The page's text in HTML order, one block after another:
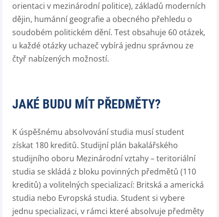
orientaci v mezinárodní politice), základů moderních
dějin, humánní geografie a obecného přehledu o
soudobém politickém dění. Test obsahuje 60 otázek,
u každé otázky uchazeč vybírá jednu správnou ze
čtyř nabízených možností.
JAKÉ BUDU MÍT PŘEDMĚTY?
K úspěšnému absolvování studia musí student
získat 180 kreditů. Studijní plán bakalářského
studijního oboru Mezinárodní vztahy – teritoriální
studia se skládá z bloku povinných předmětů (110
kreditů) a volitelných specializací: Britská a americká
studia nebo Evropská studia. Student si vybere
jednu specializaci, v rámci které absolvuje předměty